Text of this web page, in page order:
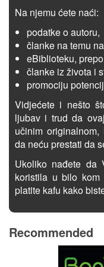
Na njemu ćete naći:
podatke o autoru,
članke na temu
eBiblioteku,
članke iz života i
promociju
Vidjećete i nešto
ljubav i trud da
učinim
da neću prestati da
Ukoliko nađete da
koristila u bilo
platite kafu kako
Recommended